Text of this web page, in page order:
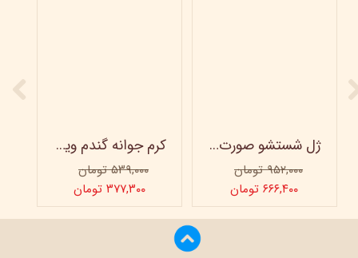
کرم جوانه گندم ویتابلا - تیوپی 60 میلی‌ لیتر
۵۳۹,۰۰۰ تومان
۳۷۷,۳۰۰ تومان
ژل شستشو صورت ویتابلا - 300 میلی لیتر
۹۵۲,۰۰۰ تومان
۶۶۶,۴۰۰ تومان